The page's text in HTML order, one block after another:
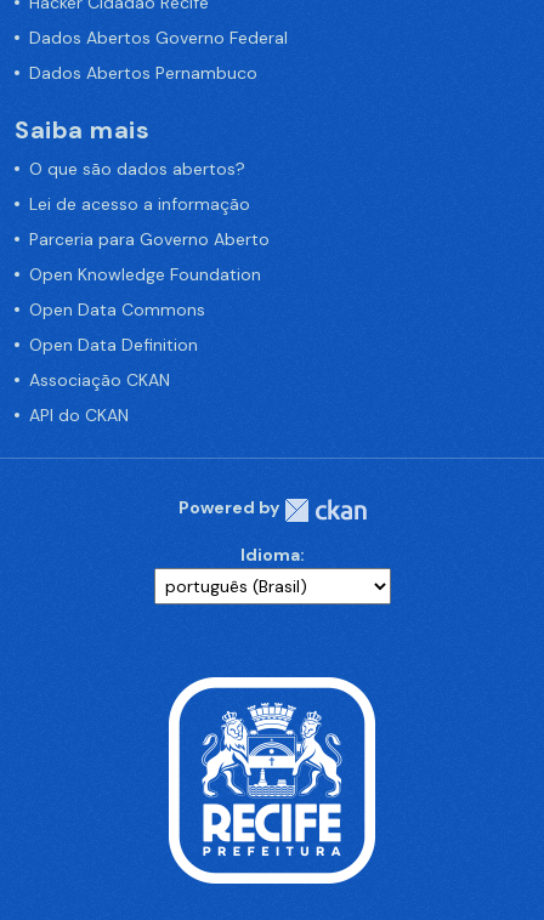
Dados Abertos Governo Federal
Dados Abertos Pernambuco
Saiba mais
O que são dados abertos?
Lei de acesso a informação
Parceria para Governo Aberto
Open Knowledge Foundation
Open Data Commons
Open Data Definition
Associação CKAN
API do CKAN
Powered by
Idioma